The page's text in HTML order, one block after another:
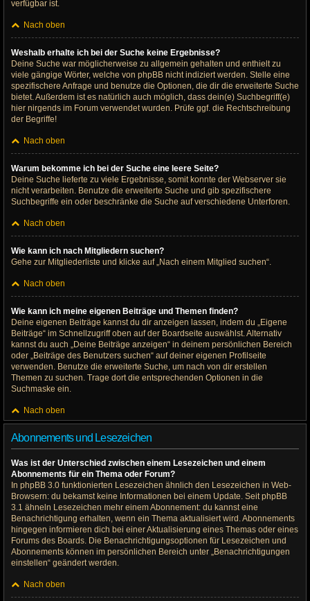
verfügbar ist.
Nach oben
Weshalb erhalte ich bei der Suche keine Ergebnisse?
Deine Suche war möglicherweise zu allgemein gehalten und enthielt zu
viele gängige Wörter, welche von phpBB nicht indiziert werden. Stelle eine
spezifischere Anfrage und benutze die Optionen, die dir die erweiterte Suche
bietet. Außerdem ist es natürlich auch möglich, dass dein(e) Suchbegriff(e)
hier nirgends im Forum verwendet wurden. Prüfe ggf. die Rechtschreibung
der Begriffe!
Nach oben
Warum bekomme ich bei der Suche eine leere Seite?
Deine Suche lieferte zu viele Ergebnisse, somit konnte der Webserver sie
nicht verarbeiten. Benutze die erweiterte Suche und gib spezifischere
Suchbegriffe ein oder beschränke die Suche auf verschiedene Unterforen.
Nach oben
Wie kann ich nach Mitgliedern suchen?
Gehe zur Mitgliederliste und klicke auf „Nach einem Mitglied suchen“.
Nach oben
Wie kann ich meine eigenen Beiträge und Themen finden?
Deine eigenen Beiträge kannst du dir anzeigen lassen, indem du „Eigene
Beiträge“ im Schnellzugriff oben auf der Boardseite auswählst. Alternativ
kannst du auch „Deine Beiträge anzeigen“ in deinem persönlichen Bereich
oder „Beiträge des Benutzers suchen“ auf deiner eigenen Profilseite
verwenden. Benutze die erweiterte Suche, um nach von dir erstellen
Themen zu suchen. Trage dort die entsprechenden Optionen in die
Suchmaske ein.
Nach oben
Abonnements und Lesezeichen
Was ist der Unterschied zwischen einem Lesezeichen und einem
Abonnements für ein Thema oder Forum?
In phpBB 3.0 funktionierten Lesezeichen ähnlich den Lesezeichen in Web-
Browsern: du bekamst keine Informationen bei einem Update. Seit phpBB
3.1 ähneln Lesezeichen mehr einem Abonnement: du kannst eine
Benachrichtigung erhalten, wenn ein Thema aktualisiert wird. Abonnements
hingegen informieren dich bei einer Aktualisierung eines Themas oder eines
Forums des Boards. Die Benachrichtigungsoptionen für Lesezeichen und
Abonnements können im persönlichen Bereich unter „Benachrichtigungen
einstellen“ geändert werden.
Nach oben